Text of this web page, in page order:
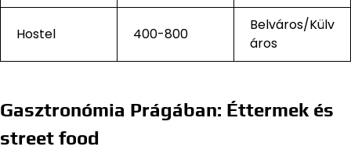
Hostel 400-800
Belváros/Külv
áros
Gasztronómia Prágában: Éttermek és
street food